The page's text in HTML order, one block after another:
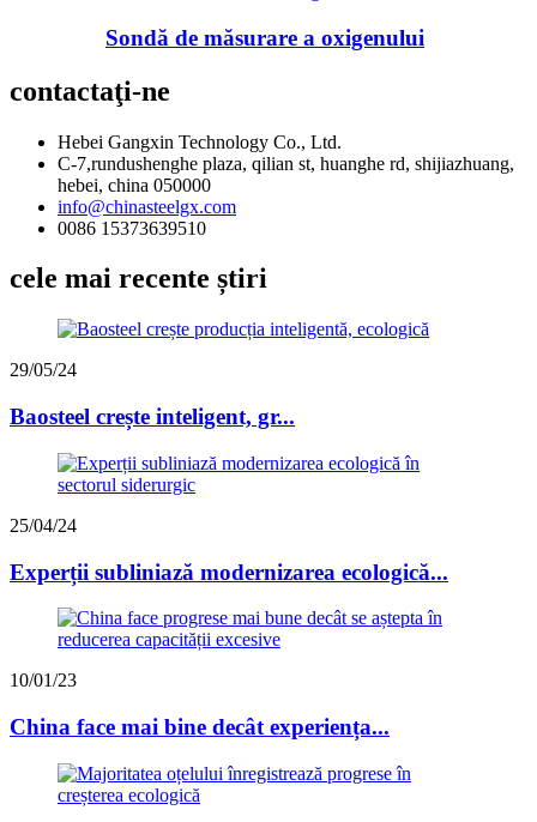
Sondă de măsurare a oxigenului
contactaţi-ne
Hebei Gangxin Technology Co., Ltd.
C-7,rundushenghe plaza, qilian st, huanghe rd, shijiazhuang,
hebei, china 050000
info@chinasteelgx.com
0086 15373639510
cele mai recente știri
29/05/24
Baosteel crește inteligent, gr...
25/04/24
Experții subliniază modernizarea ecologică...
10/01/23
China face mai bine decât experiența...